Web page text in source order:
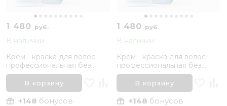
1 480 руб.
В наличии
Крем - краска для волос
профессиональная без
аммиака Inebrya Bionic Color
10/13E Светлый блонд
Пепельно-золотистый, 100
мл
В корзину
+148 бонусов
1 480 руб.
В наличии
Крем - краска для волос
профессиональная без
аммиака Inebrya Bionic Color
4/0 Каштановый
Натуральный , 100 мл
В корзину
+148 бонусов